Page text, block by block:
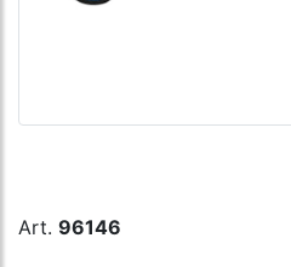
Art. 96146